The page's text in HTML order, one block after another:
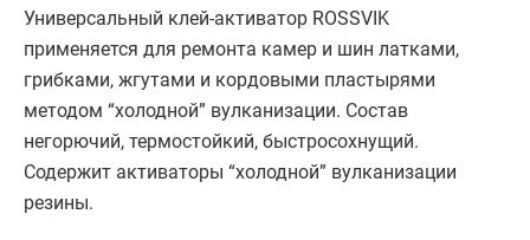
Универсальный клей-активатор ROSSVIK
применяется для ремонта камер и шин латками,
грибками, жгутами и кордовыми пластырями
методом “холодной” вулканизации. Состав
негорючий, термостойкий, быстросохнущий.
Содержит активаторы “холодной” вулканизации
резины.